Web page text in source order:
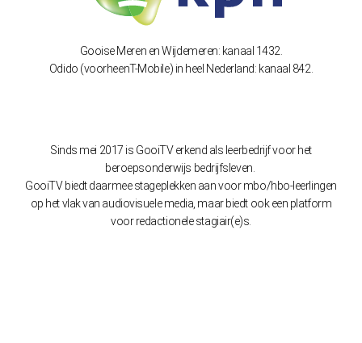
Gooise Meren en Wijdemeren: kanaal 1432.
Odido (voorheenT-Mobile) in heel Nederland: kanaal 842.
Sinds mei 2017 is GooiTV erkend als leerbedrijf voor het
beroepsonderwijs bedrijfsleven.
GooiTV biedt daarmee stageplekken aan voor mbo/hbo-leerlingen
op het vlak van audiovisuele media, maar biedt ook een platform
voor redactionele stagiair(e)s.